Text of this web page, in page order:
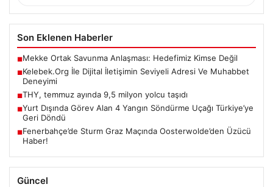
Son Eklenen Haberler
■Mekke Ortak Savunma Anlaşması: Hedefimiz Kimse Değil
■Kelebek.Org İle Dijital İletişimin Seviyeli Adresi Ve Muhabbet
Deneyimi
■THY, temmuz ayında 9,5 milyon yolcu taşıdı
■Yurt Dışında Görev Alan 4 Yangın Söndürme Uçağı Türkiye’ye
Geri Döndü
■Fenerbahçe’de Sturm Graz Maçında Oosterwolde’den Üzücü
Haber!
Güncel